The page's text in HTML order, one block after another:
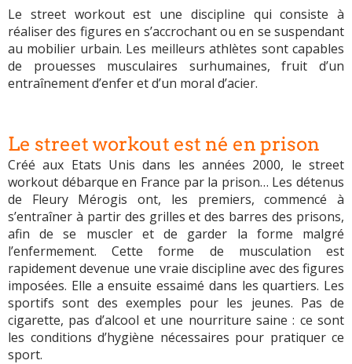
Le street workout est une discipline qui consiste à
réaliser des figures en s’accrochant ou en se suspendant
au mobilier urbain. Les meilleurs athlètes sont capables
de prouesses musculaires surhumaines, fruit d’un
entraînement d’enfer et d’un moral d’acier.
Le street workout est né en prison
Créé aux Etats Unis dans les années 2000, le street
workout débarque en France par la prison… Les détenus
de Fleury Mérogis ont, les premiers, commencé à
s’entraîner à partir des grilles et des barres des prisons,
afin de se muscler et de garder la forme malgré
l’enfermement. Cette forme de musculation est
rapidement devenue une vraie discipline avec des figures
imposées. Elle a ensuite essaimé dans les quartiers. Les
sportifs sont des exemples pour les jeunes. Pas de
cigarette, pas d’alcool et une nourriture saine : ce sont
les conditions d’hygiène nécessaires pour pratiquer ce
sport.